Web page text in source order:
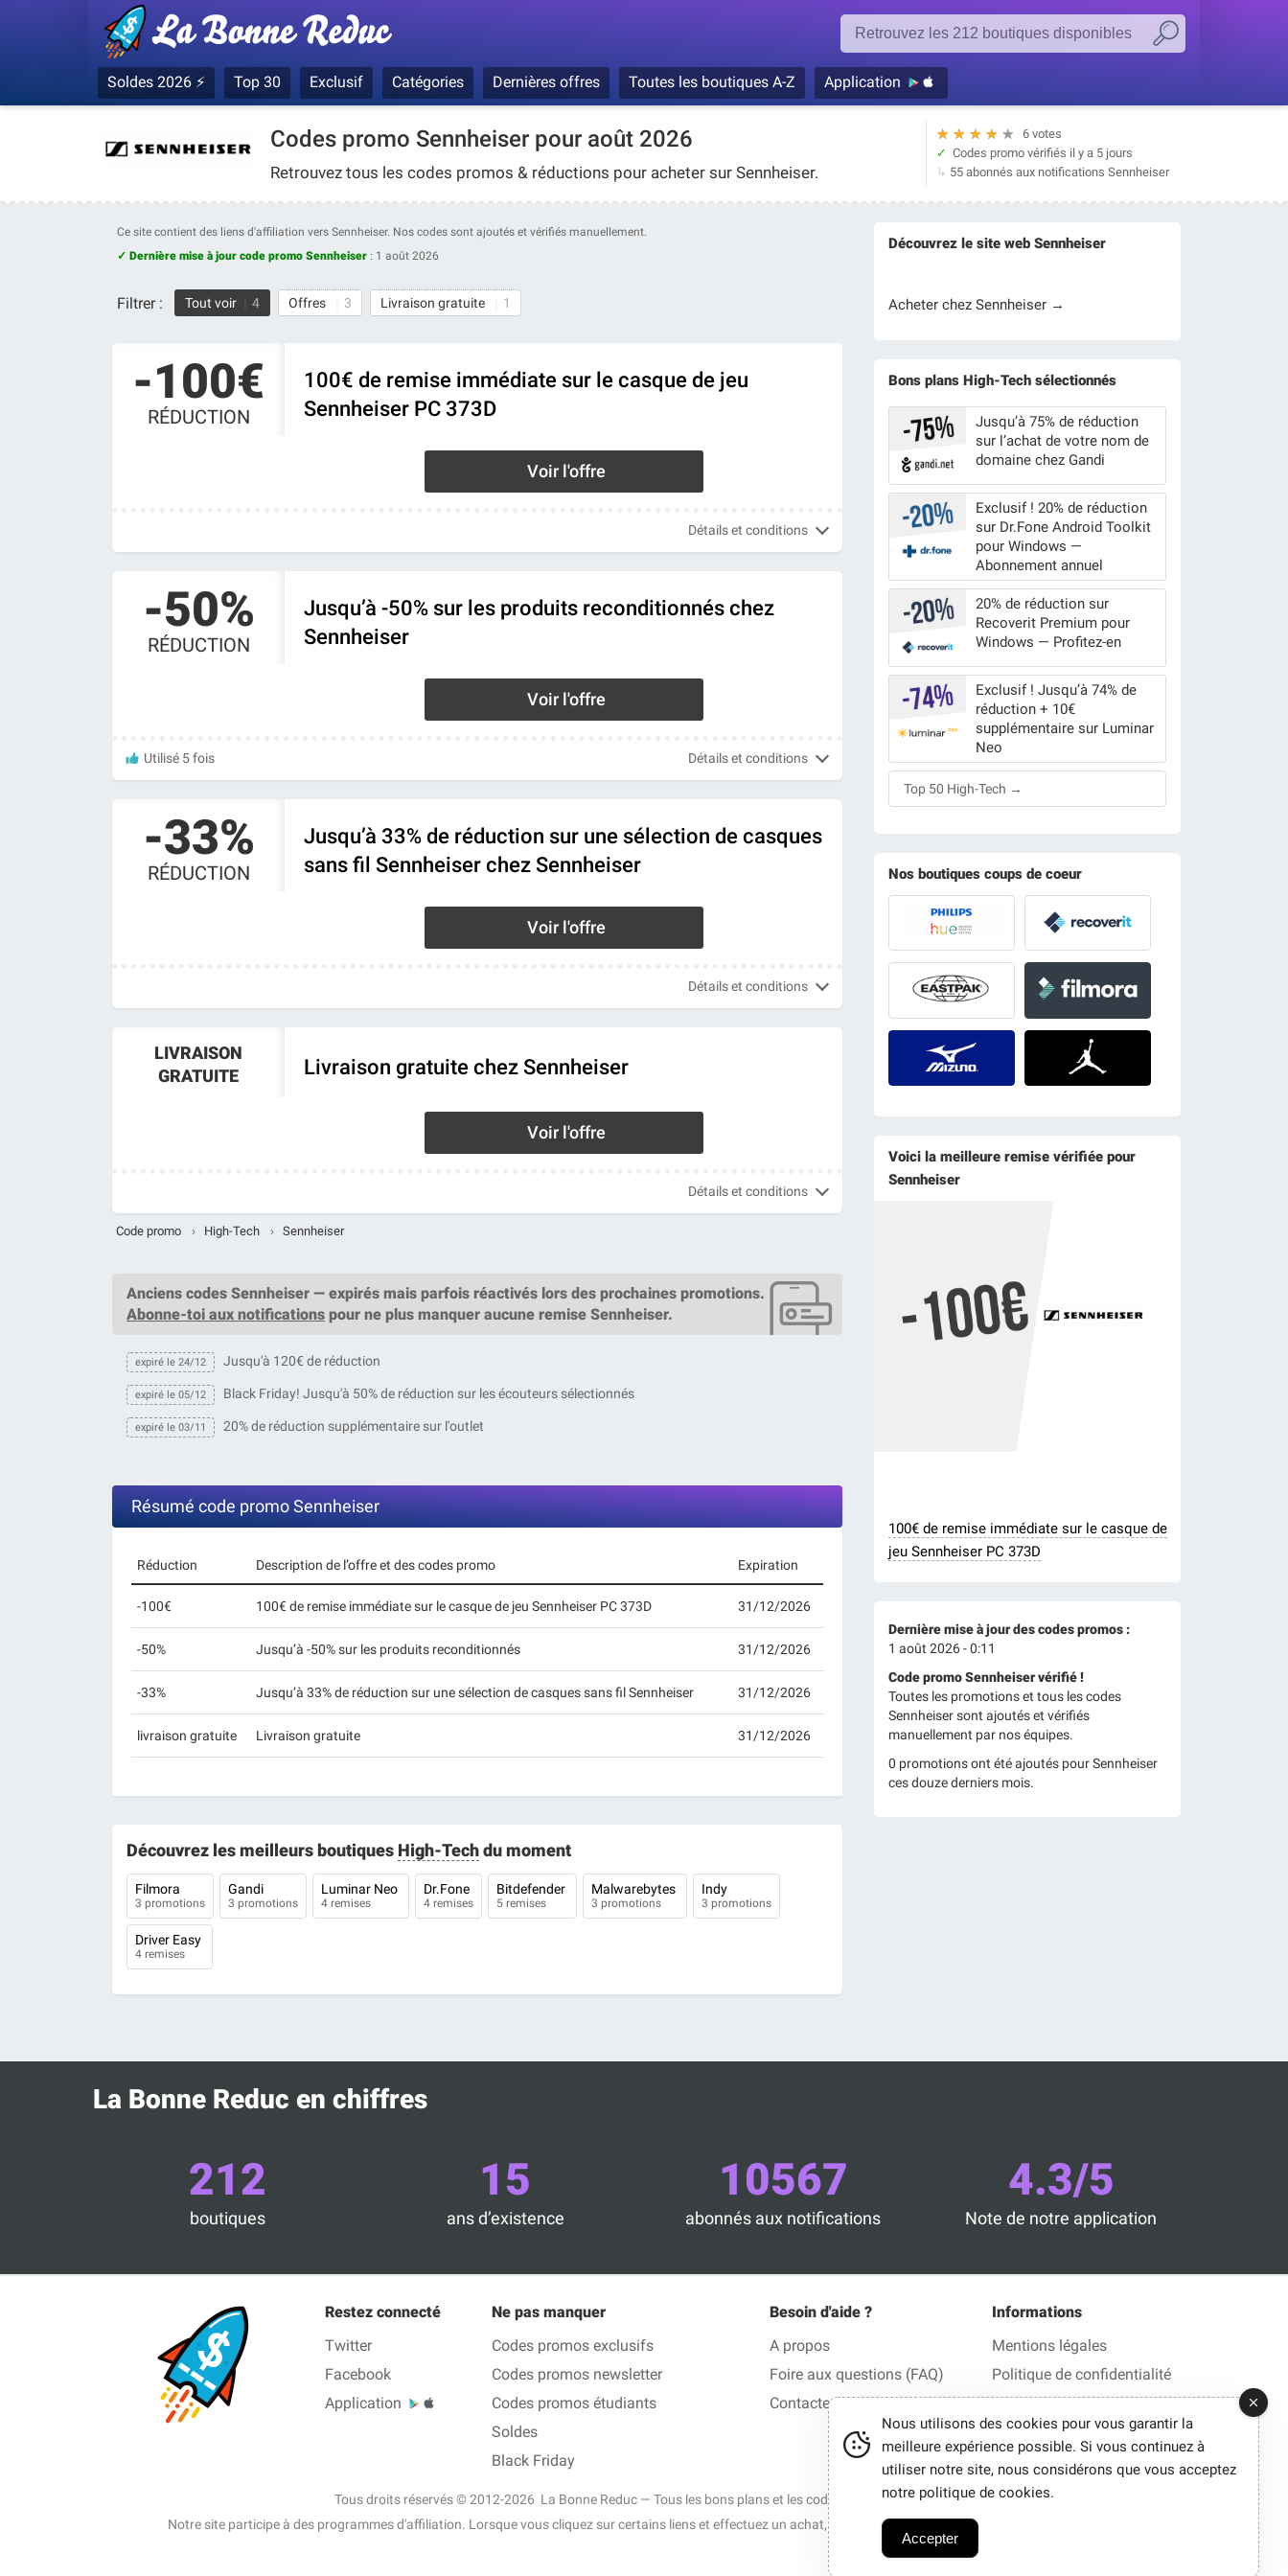
Soldes 2026 ⚡ Top 30 Exclusif Catégories Dernières offres Toutes les boutiques A-Z Application
Codes promo Sennheiser pour août 2026
Retrouvez tous les codes promos & réductions pour acheter sur Sennheiser.
6 votes
★
★
★
★
★
Codes promo vérifiés il y a 5 jours
55 abonnés aux notifications Sennheiser
Ce site contient des liens d'affiliation vers Sennheiser. Nos codes sont ajoutés et vérifiés manuellement.
✓ Dernière mise à jour code promo Sennheiser : 1 août 2026
Filtrer : Tout voir 4 Offres 3 Livraison gratuite 1
-100€
RÉDUCTION
100€ de remise immédiate sur le casque de jeu
Sennheiser PC 373D
Voir l'offre
Détails et conditions
-50%
RÉDUCTION
Jusqu’à -50% sur les produits reconditionnés chez
Sennheiser
Voir l'offre
Utilisé 5 fois Détails et conditions
-33%
RÉDUCTION
Jusqu’à 33% de réduction sur une sélection de casques
sans fil Sennheiser chez Sennheiser
Voir l'offre
Détails et conditions
LIVRAISON
GRATUITE
Livraison gratuite chez Sennheiser
Voir l'offre
Détails et conditions
Code promo › High-Tech › Sennheiser
Anciens codes Sennheiser — expirés mais parfois réactivés lors des prochaines promotions.
Abonne-toi aux notifications pour ne plus manquer aucune remise Sennheiser.
expiré le 24/12 Jusqu'à 120€ de réduction
expiré le 05/12 Black Friday! Jusqu'à 50% de réduction sur les écouteurs sélectionnés
expiré le 03/11 20% de réduction supplémentaire sur l'outlet
Résumé code promo Sennheiser
Réduction Description de l’offre et des codes promo Expiration
-100€ 100€ de remise immédiate sur le casque de jeu Sennheiser PC 373D 31/12/2026
-50% Jusqu’à -50% sur les produits reconditionnés 31/12/2026
-33% Jusqu’à 33% de réduction sur une sélection de casques sans fil Sennheiser 31/12/2026
livraison gratuite Livraison gratuite 31/12/2026
Découvrez les meilleurs boutiques High-Techdu moment
Filmora
3 promotions
Gandi
3 promotions
Luminar Neo
4 remises
Dr.Fone
4 remises
Bitdefender
5 remises
Malwarebytes
3 promotions
Indy
3 promotions
Driver Easy
4 remises
Découvrez le site web Sennheiser
Acheter chez Sennheiser →
Bons plans High-Tech sélectionnés
Jusqu’à 75% de réduction
sur l’achat de votre nom de
domaine chez Gandi
Exclusif ! 20% de réduction
sur Dr.Fone Android Toolkit
pour Windows —
Abonnement annuel
20% de réduction sur
Recoverit Premium pour
Windows — Profitez-en
Exclusif ! Jusqu’à 74% de
réduction + 10€
supplémentaire sur Luminar
Neo
Top 50 High-Tech →
Nos boutiques coups de coeur
Voici la meilleure remise vérifiée pour
Sennheiser
100€ de remise immédiate sur le casque de
jeu Sennheiser PC 373D
Dernière mise à jour des codes promos :
1 août 2026 - 0:11
Code promo Sennheiser vérifié !
Toutes les promotions et tous les codes
Sennheiser sont ajoutés et vérifiés
manuellement par nos équipes.
0 promotions ont été ajoutés pour Sennheiser
ces douze derniers mois.
La Bonne Reduc en chiffres
212
boutiques
15
ans d’existence
10567
abonnés aux notifications
4.3/5
Note de notre application
Restez connecté
Twitter
Facebook
Application
Ne pas manquer
Codes promos exclusifs
Codes promos newsletter
Codes promos étudiants
Soldes
Black Friday
Besoin d'aide ?
A propos
Foire aux questions (FAQ)
Contactez-nous
Informations
Mentions légales
Politique de confidentialité
Tous droits réservés © 2012-2026 La Bonne Reduc — Tous les bons plans et les codes réduction en 1 clic.
Notre site participe à des programmes d'affiliation. Lorsque vous cliquez sur certains liens et effectuez un achat, nous pouvons parfois percevoir une commission.
Nous utilisons des cookies pour vous garantir la
meilleure expérience possible. Si vous continuez à
utiliser notre site, nous considérons que vous acceptez
notre politique de cookies.
Accepter